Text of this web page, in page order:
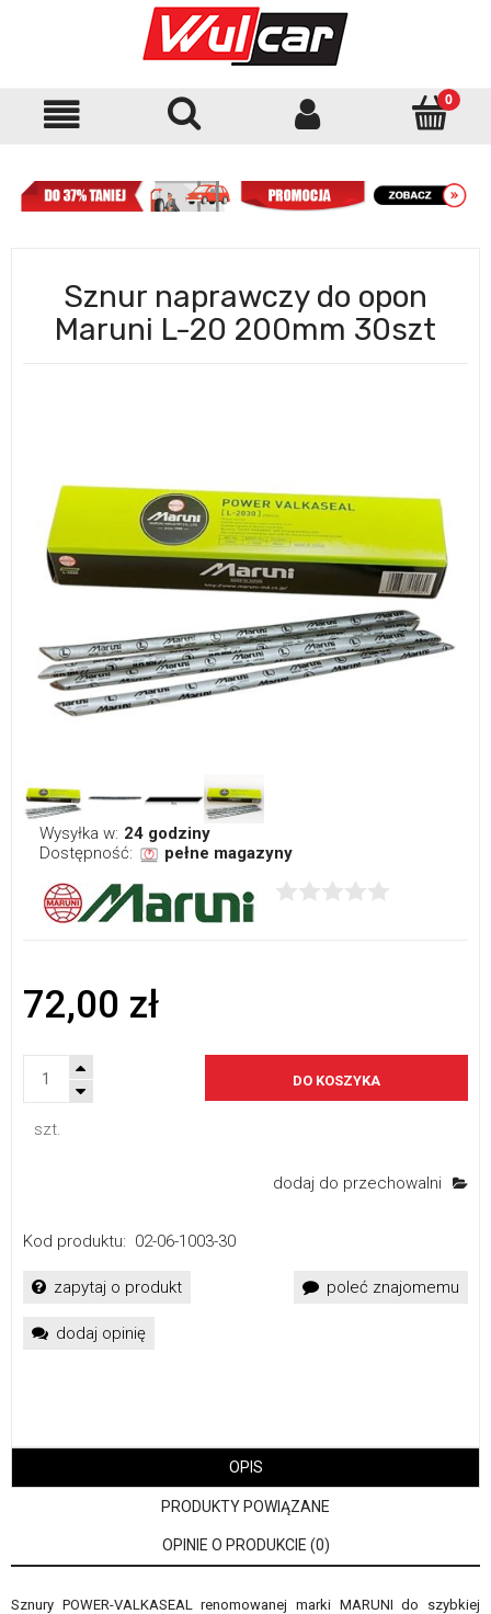
Sznur naprawczy do opon
Maruni L-20 200mm 30szt
Wysyłka w: 24 godziny
Dostępność:
pełne magazyny
72,00 zł
szt.
DO KOSZYKA
dodaj do przechowalni
Kod produktu: 02-06-1003-30
zapytaj o produkt poleć znajomemu
dodaj opinię
OPIS
PRODUKTY POWIĄZANE
OPINIE O PRODUKCIE (0)
Sznury POWER-VALKASEAL renomowanej marki MARUNI do szybkiej